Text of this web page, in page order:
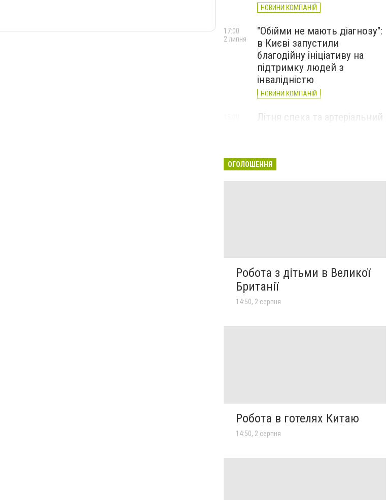
НОВИНИ КОМПАНІЙ
"Обійми не мають діагнозу":
в Києві запустили
благодійну ініціативу на
підтримку людей з
інвалідністю
НОВИНИ КОМПАНІЙ
17:00
2 липня
Літня спека та артеріальний
ОГОЛОШЕННЯ
Робота з дітьми в Великої
Британії
14:50, 2 серпня
Робота в готелях Китаю
14:50, 2 серпня